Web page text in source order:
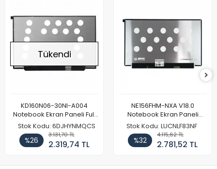
Tükendi
KD160N06-30NI-A004
Notebook Ekran Paneli Full
HD
Stok Kodu: 6DJHYNMQCS
%26
3.131,70 TL
2.319,74 TL
NE156FHM-NXA V18.0
Notebook Ekran Paneli
144Hz
Stok Kodu: LUCNLF83NF
%32
4.115,62 TL
2.781,52 TL